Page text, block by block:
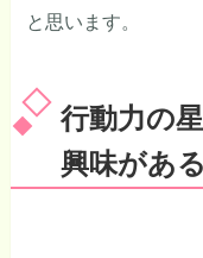
と思います。
行動力の
興味がある